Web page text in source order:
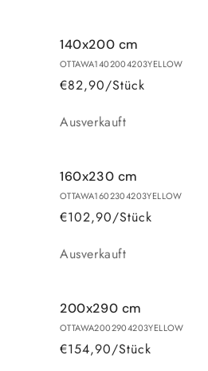
140x200 cm
OTTAWA1402004203YELLOW
€82,90/Stück
Anzahl
Ausverkauft
160x230 cm
OTTAWA1602304203YELLOW
€102,90/Stück
Anzahl
Ausverkauft
200x290 cm
OTTAWA2002904203YELLOW
€154,90/Stück